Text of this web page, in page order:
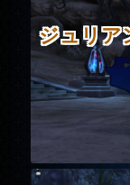
ジュリア